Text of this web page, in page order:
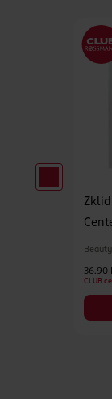
36.90
CLUB